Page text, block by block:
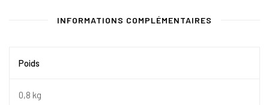
INFORMATIONS COMPLÉMENTAIRES
Poids
0,8 kg